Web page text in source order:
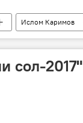
Ислом Каримов
сол-2017"